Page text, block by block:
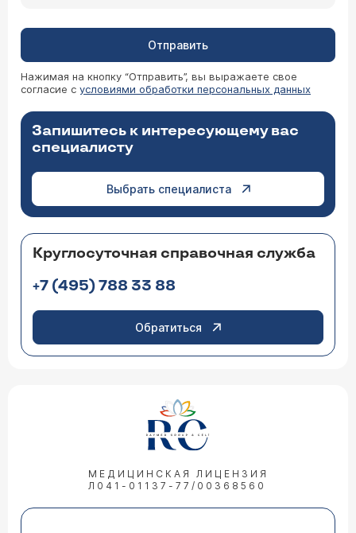
Отправить
Нажимая на кнопку “Отправить”, вы выражаете свое
согласие с условиями обработки персональных данных
Запишитесь к интересующему вас
специалисту
Выбрать специалиста
Круглосуточная справочная служба
+7 (495) 788 33 88
Обратиться
МЕДИЦИНСКАЯ ЛИЦЕНЗИЯ
Л041-01137-77/00368560